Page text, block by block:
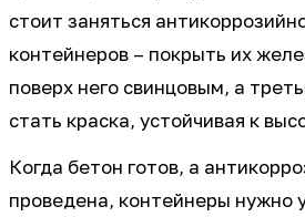
стоит заняться
контейнеров – покрыть их
поверх него свинцовым, а
стать краска, устойчивая к
Когда бетон готов, а
проведена, контейнеры нужно